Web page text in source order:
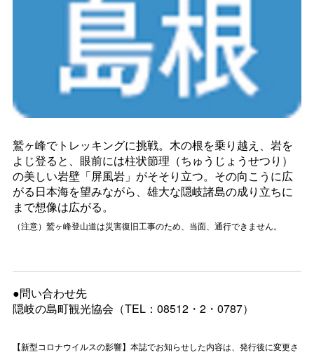
鷲ヶ峰でトレッキングに挑戦。木の根を乗り越え、岩を
よじ登ると、眼前には柱状節理（ちゅうじょうせつり）
の美しい岩壁「屏風岩」がそそり立つ。その向こうに広
がる日本海を望みながら、雄大な隠岐諸島の成り立ちに
まで想像は広がる。
（注意）鷲ヶ峰登山道は災害復旧工事のため、当面、通行できません。
●問い合わせ先
隠岐の島町観光協会（TEL：08512・2・0787）
【新型コロナウイルスの影響】本誌でお知らせした内容は、発行後に変更さ